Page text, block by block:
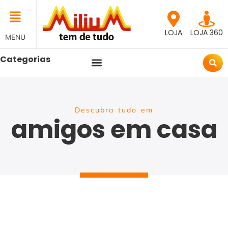
MENU LOJA LOJA 360
Categorias
Descubra tudo em
amigos em casa